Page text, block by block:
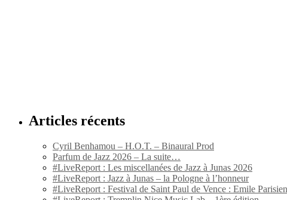
Articles récents
Cyril Benhamou – H.O.T. – Binaural Prod
Parfum de Jazz 2026 – La suite…
#LiveReport : Les miscellanées de Jazz à Junas 2026
#LiveReport : Jazz à Junas – la Pologne à l’honneur
#LiveReport : Festival de Saint Paul de Vence : Emile